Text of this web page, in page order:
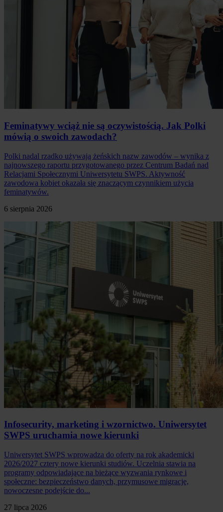
Feminatywy wciąż nie są oczywistością. Jak Polki
mówią o swoich zawodach?
Polki nadal rzadko używają żeńskich nazw zawodów – wynika z
najnowszego raportu przygotowanego przez Centrum Badań nad
Relacjami Społecznymi Uniwersytetu SWPS. Aktywność
zawodowa kobiet okazała się znaczącym czynnikiem użycia
feminatywów.
6 sierpnia 2026
Infosecurity, marketing i wzornictwo. Uniwersytet
SWPS uruchamia nowe kierunki
Uniwersytet SWPS wprowadza do oferty na rok akademicki
2026/2027 cztery nowe kierunki studiów. Uczelnia stawia na
programy odpowiadające na bieżące wyzwania rynkowe i
społeczne: bezpieczeństwo danych, przymusowe migracje,
nowoczesne podejście do...
27 lipca 2026